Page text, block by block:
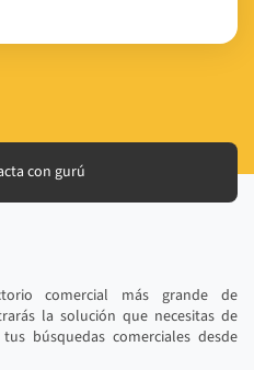
con gurú
comercial más grande de
la solución que necesitas de
búsquedas comerciales desde